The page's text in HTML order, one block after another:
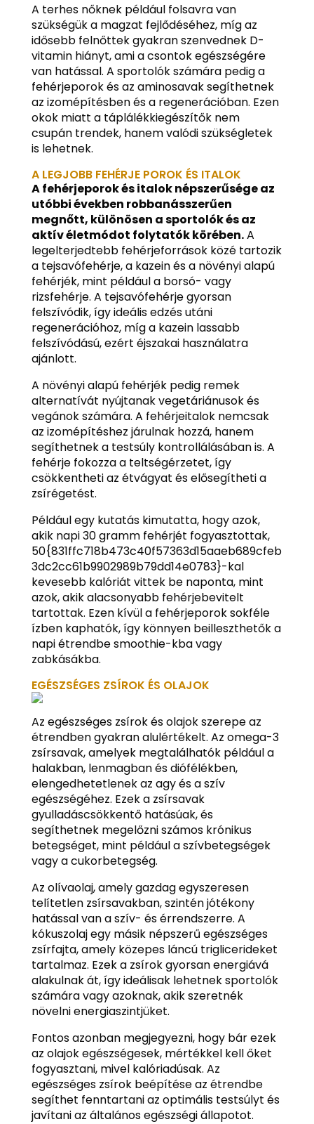
A terhes nőknek például folsavra van
szükségük a magzat fejlődéséhez, míg az
idősebb felnőttek gyakran szenvednek D-
vitamin hiányt, ami a csontok egészségére
van hatással. A sportolók számára pedig a
fehérjeporok és az aminosavak segíthetnek
az izomépítésben és a regenerációban. Ezen
okok miatt a táplálékkiegészítők nem
csupán trendek, hanem valódi szükségletek
is lehetnek.
A LEGJOBB FEHÉRJE POROK ÉS ITALOK
A fehérjeporok és italok népszerűsége az
utóbbi években robbanásszerűen
megnőtt, különösen a sportolók és az
aktív életmódot folytatók körében.A
legelterjedtebb fehérjeforrások közé tartozik
a tejsavófehérje, a kazein és a növényi alapú
fehérjék, mint például a borsó- vagy
rizsfehérje. A tejsavófehérje gyorsan
felszívódik, így ideális edzés utáni
regenerációhoz, míg a kazein lassabb
felszívódású, ezért éjszakai használatra
ajánlott.
A növényi alapú fehérjék pedig remek
alternatívát nyújtanak vegetáriánusok és
vegánok számára. A fehérjeitalok nemcsak
az izomépítéshez járulnak hozzá, hanem
segíthetnek a testsúly kontrollálásában is. A
fehérje fokozza a teltségérzetet, így
csökkentheti az étvágyat és elősegítheti a
zsírégetést.
Például egy kutatás kimutatta, hogy azok,
akik napi 30 gramm fehérjét fogyasztottak,
50{831ffc718b473c40f57363d15aaeb689cfeb
3dc2cc61b9902989b79dd14e0783}-kal
kevesebb kalóriát vittek be naponta, mint
azok, akik alacsonyabb fehérjebevitelt
tartottak. Ezen kívül a fehérjeporok sokféle
ízben kaphatók, így könnyen beilleszthetők a
napi étrendbe smoothie-kba vagy
zabkásákba.
EGÉSZSÉGES ZSÍROK ÉS OLAJOK
Az egészséges zsírok és olajok szerepe az
étrendben gyakran alulértékelt. Az omega-3
zsírsavak, amelyek megtalálhatók például a
halakban, lenmagban és diófélékben,
elengedhetetlenek az agy és a szív
egészségéhez. Ezek a zsírsavak
gyulladáscsökkentő hatásúak, és
segíthetnek megelőzni számos krónikus
betegséget, mint például a szívbetegségek
vagy a cukorbetegség.
Az olívaolaj, amely gazdag egyszeresen
telítetlen zsírsavakban, szintén jótékony
hatással van a szív- és érrendszerre. A
kókuszolaj egy másik népszerű egészséges
zsírfajta, amely közepes láncú triglicerideket
tartalmaz. Ezek a zsírok gyorsan energiává
alakulnak át, így ideálisak lehetnek sportolók
számára vagy azoknak, akik szeretnék
növelni energiaszintjüket.
Fontos azonban megjegyezni, hogy bár ezek
az olajok egészségesek, mértékkel kell őket
fogyasztani, mivel kalóriadúsak. Az
egészséges zsírok beépítése az étrendbe
segíthet fenntartani az optimális testsúlyt és
javítani az általános egészségi állapotot.